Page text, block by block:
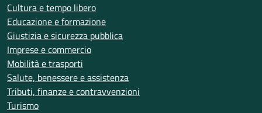
Cultura e tempo libero
Educazione e formazione
Giustizia e sicurezza pubblica
Imprese e commercio
Mobilità e trasporti
Salute, benessere e assistenza
Tributi, finanze e contravvenzioni
Turismo